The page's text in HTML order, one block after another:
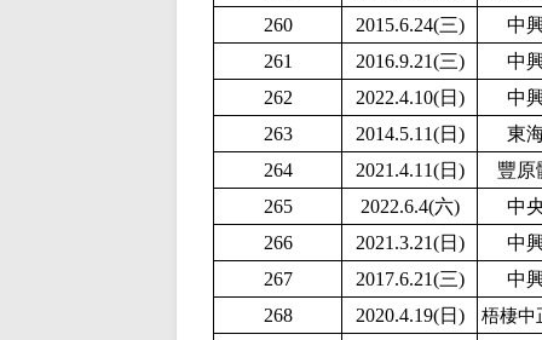
260 2015.6.24(三)
中
261
2016.9.21(三)
中
262
2022.4.10(日)
中
263
2014.5.11(日)
東
264
2021.4.11(日)
豐原
265
2022.6.4(六)
中
266
2021.3.21(日)
中
267
2017.6.21(三)
中
268
2020.4.19(日) 梧棲中